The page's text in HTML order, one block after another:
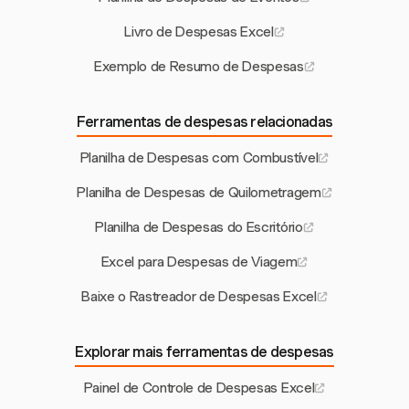
Livro de Despesas Excel
Exemplo de Resumo de Despesas
Ferramentas de despesas relacionadas
Planilha de Despesas com Combustível
Planilha de Despesas de Quilometragem
Planilha de Despesas do Escritório
Excel para Despesas de Viagem
Baixe o Rastreador de Despesas Excel
Explorar mais ferramentas de despesas
Painel de Controle de Despesas Excel